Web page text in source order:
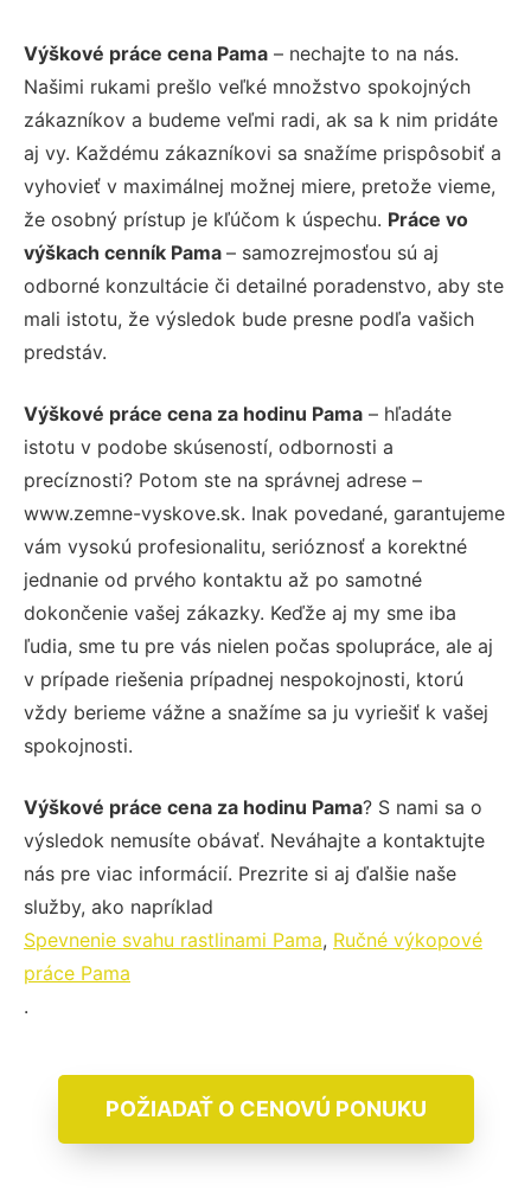
Výškové práce cena Pama – nechajte to na nás.
Našimi rukami prešlo veľké množstvo spokojných
zákazníkov a budeme veľmi radi, ak sa k nim pridáte
aj vy. Každému zákazníkovi sa snažíme prispôsobiť a
vyhovieť v maximálnej možnej miere, pretože vieme,
že osobný prístup je kľúčom k úspechu. Práce vo
výškach cenník Pama – samozrejmosťou sú aj
odborné konzultácie či detailné poradenstvo, aby ste
mali istotu, že výsledok bude presne podľa vašich
predstáv.
Výškové práce cena za hodinu Pama – hľadáte
istotu v podobe skúseností, odbornosti a
precíznosti? Potom ste na správnej adrese –
www.zemne-vyskove.sk. Inak povedané, garantujeme
vám vysokú profesionalitu, serióznosť a korektné
jednanie od prvého kontaktu až po samotné
dokončenie vašej zákazky. Keďže aj my sme iba
ľudia, sme tu pre vás nielen počas spolupráce, ale aj
v prípade riešenia prípadnej nespokojnosti, ktorú
vždy berieme vážne a snažíme sa ju vyriešiť k vašej
spokojnosti.
Výškové práce cena za hodinu Pama? S nami sa o
výsledok nemusíte obávať. Neváhajte a kontaktujte
nás pre viac informácií. Prezrite si aj ďalšie naše
služby, ako napríklad
Spevnenie svahu rastlinami Pama, Ručné výkopové
práce Pama
.
POŽIADAŤ O CENOVÚ PONUKU